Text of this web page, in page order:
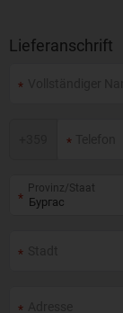
Lieferanschrift
Provinz/Staat